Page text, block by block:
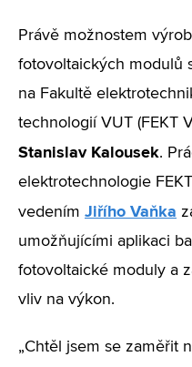
Právě možnostem
fotovoltaických modulů
na Fakultě
technologií VUT (FEKT
Stanislav Kalousek.
elektrotechnologie
vedením Jiřího Vaňka
umožňujícími aplikaci
fotovoltaické moduly a
vliv na výkon.
„Chtěl jsem se zaměřit